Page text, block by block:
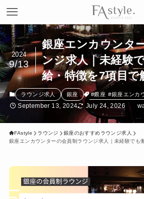
銀座エンカウンタ
ンジ求人｜未経験
給・特徴を7項目で
2024
9/13
ラウンジ求人 銀座 #銀座 #銀座エンカ
September 13, 2024 July 24, 2026
FAstyle ラウンジ
銀座のおすすめラウンジ求人
銀座エンカウンターの会員制ラウンジ求人｜未経験でも